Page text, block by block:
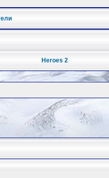
Heroes 2